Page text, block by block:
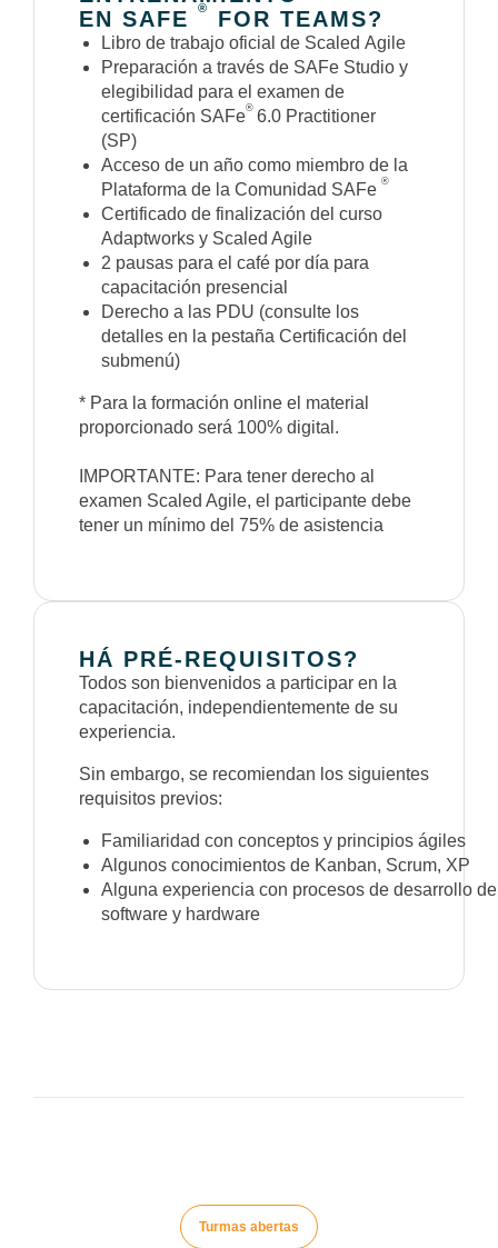
EN SAFE
® FOR TEAMS?
Libro de trabajo oficial de Scaled Agile
Preparación a través de SAFe Studio y
elegibilidad para el examen de
certificación SAFe® 6.0 Practitioner
(SP)
Acceso de un año como miembro de la
Plataforma de la Comunidad SAFe ®
Certificado de finalización del curso
Adaptworks y Scaled Agile
2 pausas para el café por día para
capacitación presencial
Derecho a las PDU (consulte los
detalles en la pestaña Certificación del
submenú)
* Para la formación online el material
proporcionado será 100% digital.
IMPORTANTE: Para tener derecho al
examen Scaled Agile, el participante debe
tener un mínimo del 75% de asistencia
HÁ PRÉ-REQUISITOS?
Todos son bienvenidos a participar en la
capacitación, independientemente de su
experiencia.
Sin embargo, se recomiendan los siguientes
requisitos previos:
Familiaridad con conceptos y principios ágiles
Algunos conocimientos de Kanban, Scrum, XP
Alguna experiencia con procesos de desarrollo de
software y hardware
Turmas abertas